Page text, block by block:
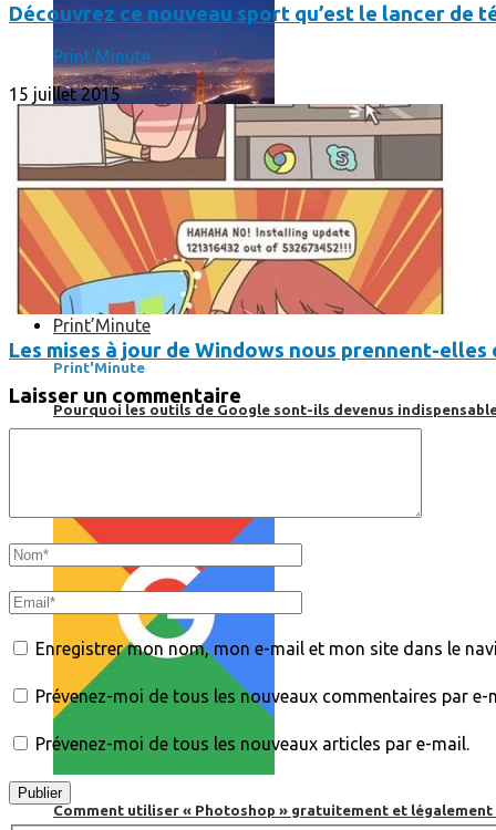
Print’Minute
Print'Minute
Pourquoi les outils de Google sont-ils devenus
Comment utiliser « Photoshop » gratuitement et légalement
Découvrez ce nouveau sport qu’est le lancer de
Print'Minute
15 juillet 2015
Les mises à jour de Windows nous prennent-elles
Laisser un commentaire
Enregistrer mon nom, mon e-mail et mon site dans le
Prévenez-moi de tous les nouveaux commentaires par e-
Prévenez-moi de tous les nouveaux articles par e-mail.